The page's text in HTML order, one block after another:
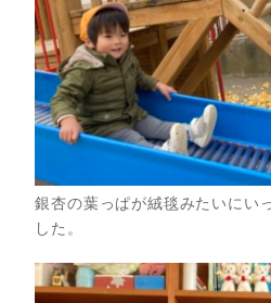
銀杏の葉っぱが絨毯みたいにい
した。